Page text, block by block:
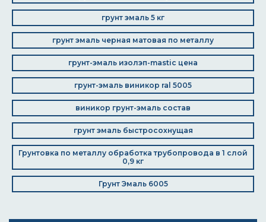
грунт эмаль 5 кг
грунт эмаль черная матовая по металлу
грунт-эмаль изолэп-mastic цена
грунт-эмаль виникор ral 5005
виникор грунт-эмаль состав
грунт эмаль быстросохнущая
Грунтовка по металлу обработка трубопровода в 1 слой
0,9 кг
Грунт Эмаль 6005